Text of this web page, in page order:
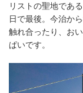
リストの聖地であ
日で最後。今治か
触れ合ったり、お
ぱいです。